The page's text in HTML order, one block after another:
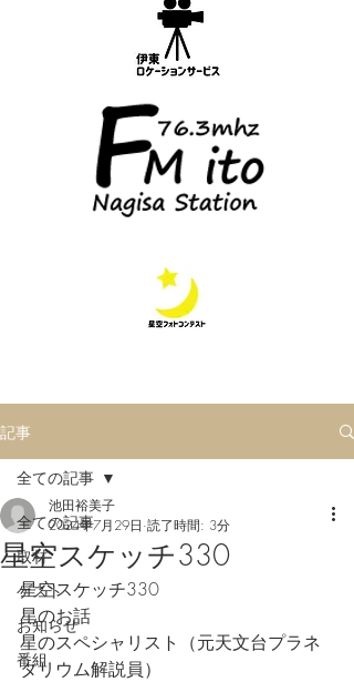
記事
全ての記事
取材
ゲスト
お知らせ
番組
全ての記事
星空スケッチ330
池田裕美子
2024年7月29日 読了時間: 3分
星空スケッチ330
星のお話
星のスペシャリスト（元天文台プラネ
タリウム解説員）